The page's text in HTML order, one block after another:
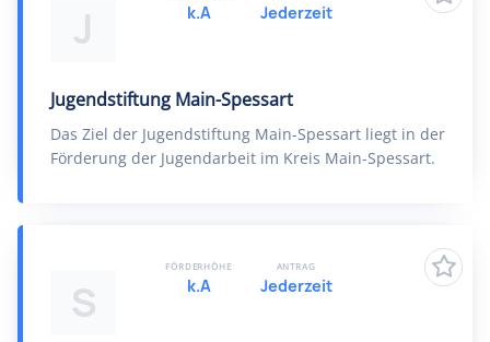
J
Jugendstiftung Main-Spessart
Das Ziel der Jugendstiftung Main-Spessart liegt in der
Förderung der Jugendarbeit im Kreis Main-Spessart.
k.A Jederzeit
S
FÖRDERHÖHE
k.A
ANTRAG
Jederzeit